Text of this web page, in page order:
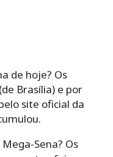
de hoje? Os
Brasília) e por
site oficial da
Sena? Os